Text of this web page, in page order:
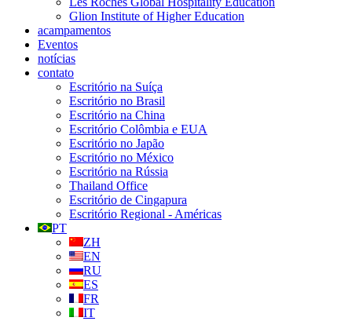
Glion Institute of Higher Education
acampamentos
Eventos
notícias
contato
Escritório na Suíça
Escritório no Brasil
Escritório na China
Escritório Colômbia e EUA
Escritório no Japão
Escritório no México
Escritório na Rússia
Thailand Office
Escritório de Cingapura
Escritório Regional - Américas
PT
ZH
EN
RU
ES
FR
IT